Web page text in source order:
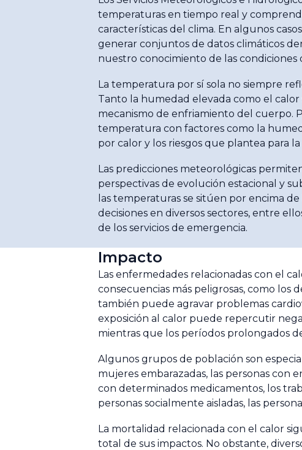
temperaturas en tiempo real y
características del clima. En algunos
generar conjuntos de datos climáticos
nuestro conocimiento de las condiciones
La temperatura por sí sola no siempre
Tanto la humedad elevada como el
mecanismo de enfriamiento del cuerpo.
temperatura con factores como la
por calor y los riesgos que plantea para la
Las predicciones meteorológicas
perspectivas de evolución estacional y
las temperaturas se sitúen por encima
decisiones en diversos sectores, entre
de los servicios de emergencia.
Impacto
Las enfermedades relacionadas con el
consecuencias más peligrosas, como
también puede agravar problemas
exposición al calor puede repercutir
mientras que los períodos prolongados
Algunos grupos de población son
mujeres embarazadas, las personas con
con determinados medicamentos, los
personas socialmente aisladas, las
La mortalidad relacionada con el calor
total de sus impactos. No obstante,